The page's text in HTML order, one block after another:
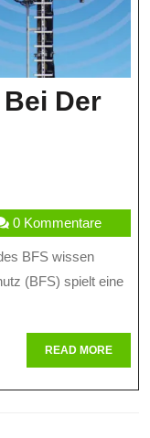
Der
0 Kommentare
(BFS) spielt eine
READ MOREREAD
MORE